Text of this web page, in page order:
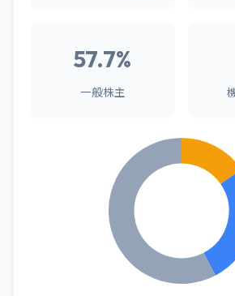
57.7%
一般株主